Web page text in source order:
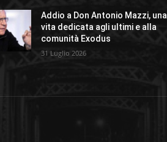
Addio a Don Antonio Mazzi, una
vita dedicata agli ultimi e alla
comunità Exodus
31 Luglio 2026